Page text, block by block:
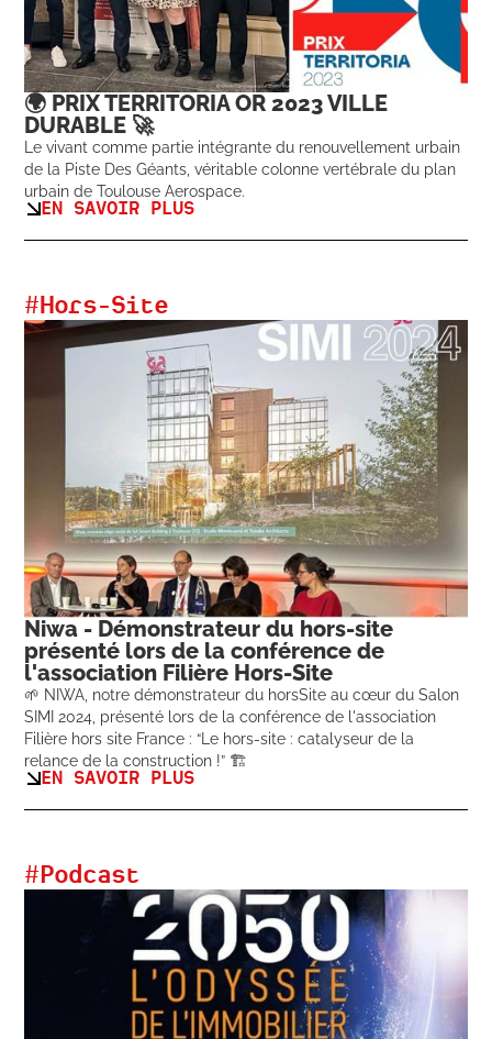
🌍 PRIX TERRITORIA OR 2023 VILLE
DURABLE 🚀
Le vivant comme partie intégrante du renouvellement urbain
de la Piste Des Géants, véritable colonne vertébrale du plan
urbain de Toulouse Aerospace.
EN SAVOIR PLUS
#Hors-Site
Niwa - Démonstrateur du hors-site
présenté lors de la conférence de
l'association Filière Hors-Site
🌱 NIWA, notre démonstrateur du horsSite au cœur du Salon
SIMI 2024, présenté lors de la conférence de l'association
Filière hors site France : “Le hors-site : catalyseur de la
relance de la construction !” 🏗️
EN SAVOIR PLUS
# Podcast